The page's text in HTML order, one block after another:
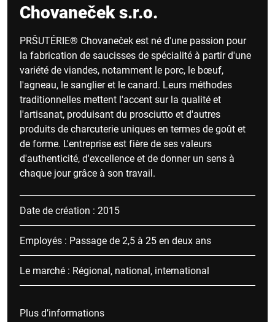
Chovaneček s.r.o.
PRŠUTÉRIE® Chovaneček est né d'une passion pour
la fabrication de saucisses de spécialité à partir d'une
variété de viandes, notamment le porc, le bœuf,
l'agneau, le sanglier et le canard. Leurs méthodes
traditionnelles mettent l'accent sur la qualité et
l'artisanat, produisant du prosciutto et d'autres
produits de charcuterie uniques en termes de goût et
de forme. L'entreprise est fière de ses valeurs
d'authenticité, d'excellence et de donner un sens à
chaque jour grâce à son travail.
Date de création : 2015
Employés : Passage de 2,5 à 25 en deux ans
Le marché : Régional, national, international
Plus d’informations